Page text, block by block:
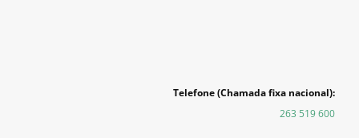
Telefone (Chamada fixa nacional):
263 519 600